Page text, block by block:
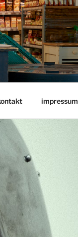
impressum